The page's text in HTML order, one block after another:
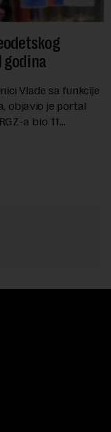
godina
Vlade sa funkcije
objavio je portal
a bio 11